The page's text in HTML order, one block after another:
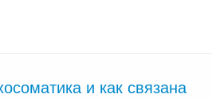
и как связана